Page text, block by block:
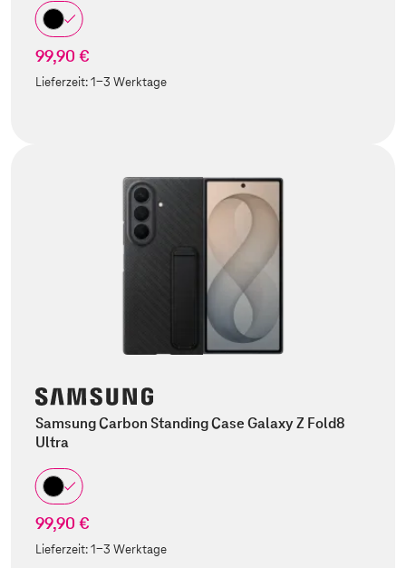
99,90 €
Lieferzeit:1-3 Werktage
Samsung Carbon Standing Case Galaxy Z Fold8
Ultra
99,90 €
Lieferzeit:1-3 Werktage